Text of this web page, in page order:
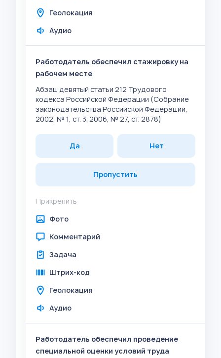
Геолокация
Аудио
Работодатель обеспечил стажировку на
рабочем месте
Абзац девятый статьи 212 Трудового
кодекса Российской Федерации (Собрание
законодательства Российской Федерации,
2002, № 1, ст. 3; 2006, № 27, ст. 2878)
Да Нет
Пропустить
Прикрепить
Фото
Комментарий
Задача
Штрих-код
Геолокация
Аудио
Работодатель обеспечил проведение
специальной оценки условий труда